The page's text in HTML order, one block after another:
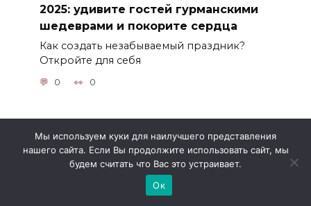
2025: удивите гостей гурманскими
шедеврами и покорите сердца
Как создать незабываемый праздник?
Откройте для себя
0 0
© 2026 Алёна Виртура
Мы используем куки для наилучшего представления
нашего сайта. Если Вы продолжите использовать сайт, мы
будем считать что Вас это устраивает.
Ок